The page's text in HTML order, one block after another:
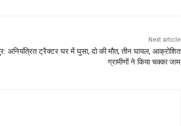
Next article
अनियंत्रित ट्रैक्टर घर में घुसा, दो की मौत, तीन घायल, आक्रोशित
ग्रामीणों ने किया चक्का जाम